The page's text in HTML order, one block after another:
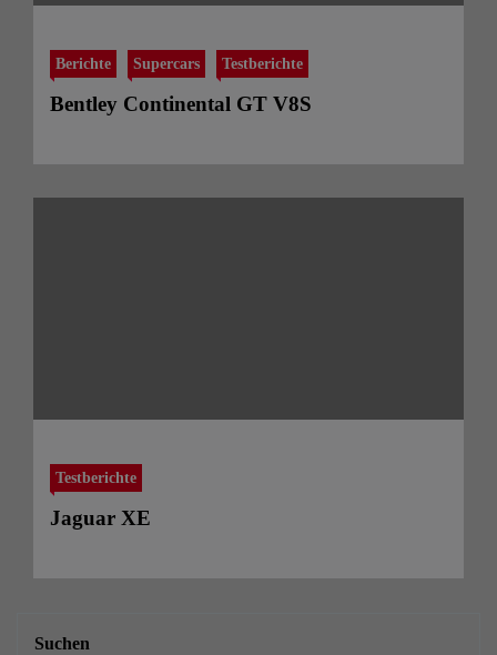
Berichte Supercars Testberichte
Bentley Continental GT V8S
Testberichte
Jaguar XE
Suchen